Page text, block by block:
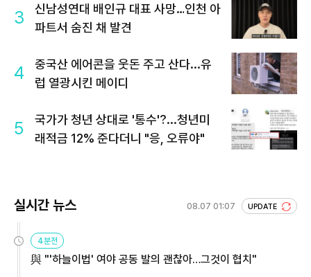
3
신남성연대 배인규 대표 사망…인천 아
파트서 숨진 채 발견
4
중국산 에어콘을 웃돈 주고 산다...유
럽 열광시킨 메이디
5
국가가 청년 상대로 '통수'?...청년미
래적금 12% 준다더니 "응, 오류야"
실시간 뉴스 08.07 01:07 UPDATE
4분전
與 "'하늘이법' 여야 공동 발의 괜찮아…그것이 협치"